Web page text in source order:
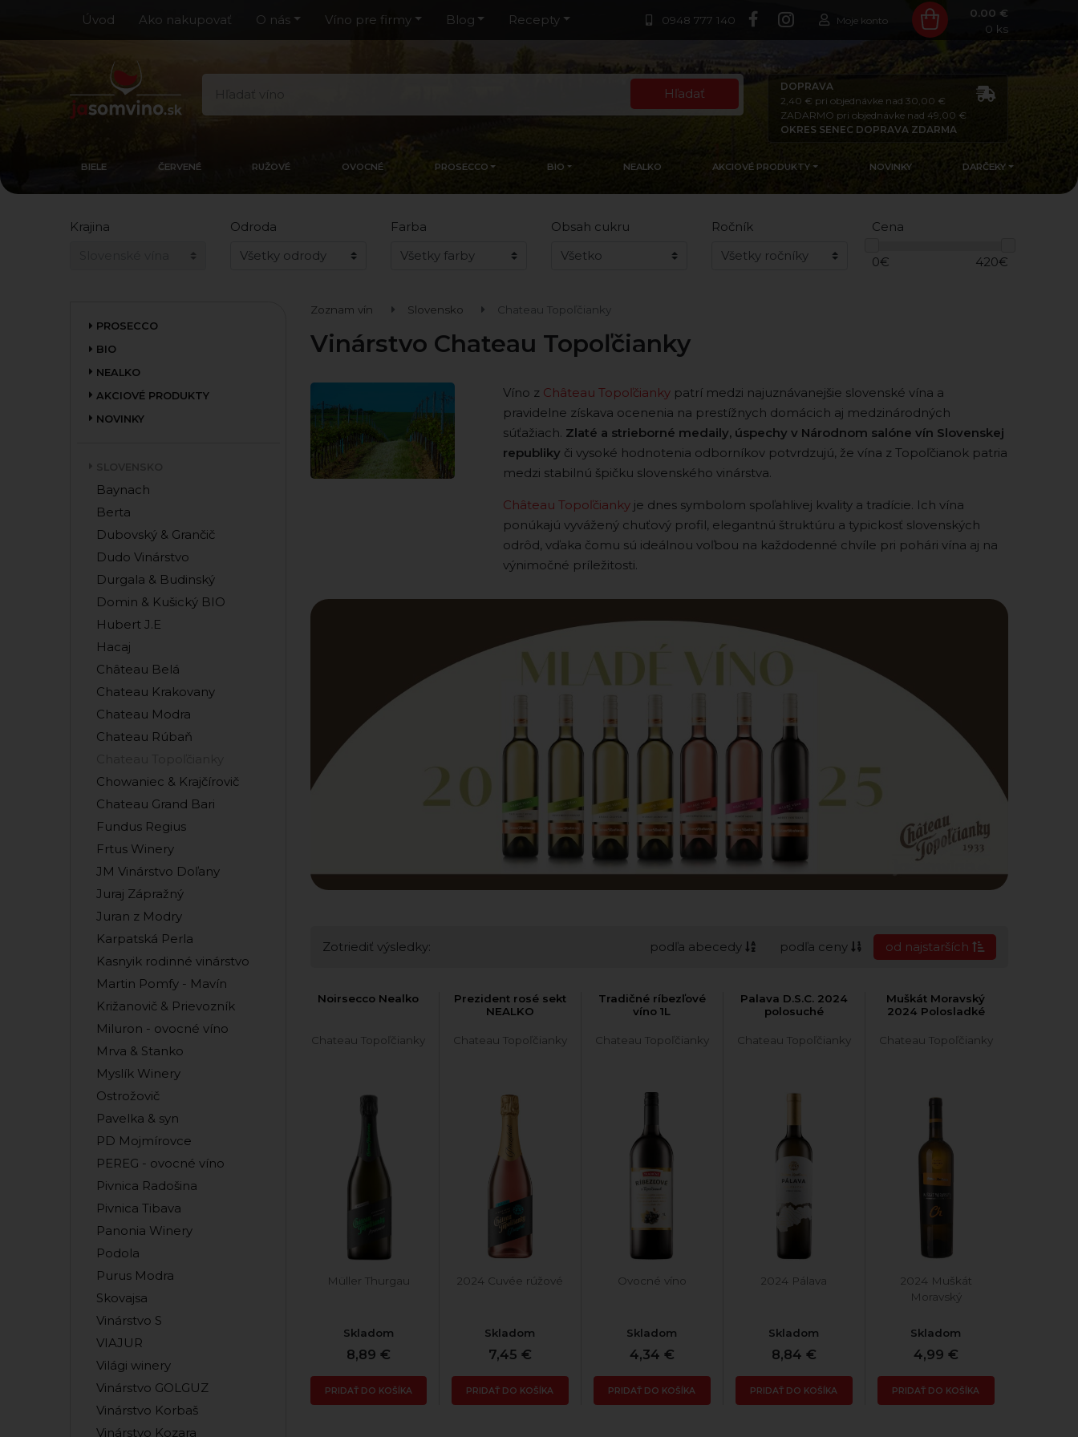
0948 777 140
Úvod Ako nakupovať O nás Víno pre firmy Blog Recepty Moje konto
0.00 €
0 ks
Hľadať
DOPRAVA
2,40 € pri objednávke nad 30,00 €
ZADARMO pri objednávke nad 49,00 €
OKRES SENEC DOPRAVA ZDARMA
BIELE ČERVENÉ RUŽOVÉ OVOCNÉ PROSECCO BIO NEALKO AKCIOVÉ PRODUKTY NOVINKY DARČEKY
Krajina Odroda Farba Obsah cukru Ročník Cena
0€ 420€
PROSECCO
BIO
NEALKO
AKCIOVÉ PRODUKTY
NOVINKY
Baynach
Berta
Dubovský & Grančič
Dudo Vinárstvo
Durgala & Budinský
Domin & Kušický BIO
Hubert J.E
Hacaj
Château Belá
Chateau Krakovany
Chateau Modra
Chateau Rúbaň
Chowaniec & Krajčírovič
Chateau Grand Bari
Fundus Regius
Frtus Winery
JM Vinárstvo Doľany
Juraj Zápražný
Juran z Modry
Karpatská Perla
Kasnyik rodinné vinárstvo
Martin Pomfy - Mavín
Križanovič & Prievozník
Miluron - ovocné víno
Mrva & Stanko
Myslík Winery
Ostrožovič
Pavelka & syn
PD Mojmírovce
PEREG - ovocné víno
Pivnica Radošina
Pivnica Tibava
Panonia Winery
Podola
Purus Modra
Skovajsa
Vinárstvo S
VIAJUR
Világi winery
Vinárstvo GOLGUZ
Vinárstvo Korbaš
Vinárstvo Kozara
Zoznam vín Slovensko Chateau Topoľčianky
Vinárstvo Chateau Topoľčianky
Víno z Château Topoľčianky patrí medzi najuznávanejšie slovenské vína a
pravidelne získava ocenenia na prestížnych domácich aj medzinárodných
súťažiach. Zlaté a strieborné medaily, úspechy v Národnom salóne vín Slovenskej
republiky či vysoké hodnotenia odborníkov potvrdzujú, že vína z Topoľčianok patria
medzi stabilnú špičku slovenského vinárstva.
Château Topoľčianky je dnes symbolom spoľahlivej kvality a tradície. Ich vína
ponúkajú vyvážený chuťový profil, elegantnú štruktúru a typickosť slovenských
odrôd, vďaka čomu sú ideálnou voľbou na každodenné chvíle pri pohári vína aj na
výnimočné príležitosti.
Zotriediť výsledky: podľa abecedy podľa ceny od najstarších
Noirsecco Nealko
Chateau Topoľčianky
Müller Thurgau
Skladom
8,89 €
PRIDAŤ DO KOŠÍKA
Prezident rosé sekt
NEALKO
Chateau Topoľčianky
2024 Cuvée rúžové
Skladom
7,45 €
PRIDAŤ DO KOŠÍKA
Tradičné ríbezľové
víno 1L
Chateau Topoľčianky
Ovocné víno
Skladom
4,34 €
PRIDAŤ DO KOŠÍKA
Palava D.S.C. 2024
polosuché
Chateau Topoľčianky
2024 Pálava
Skladom
8,84 €
PRIDAŤ DO KOŠÍKA
Muškát Moravský
2024 Polosladké
Chateau Topoľčianky
2024 Muškát
Moravský
Skladom
4,99 €
PRIDAŤ DO KOŠÍKA